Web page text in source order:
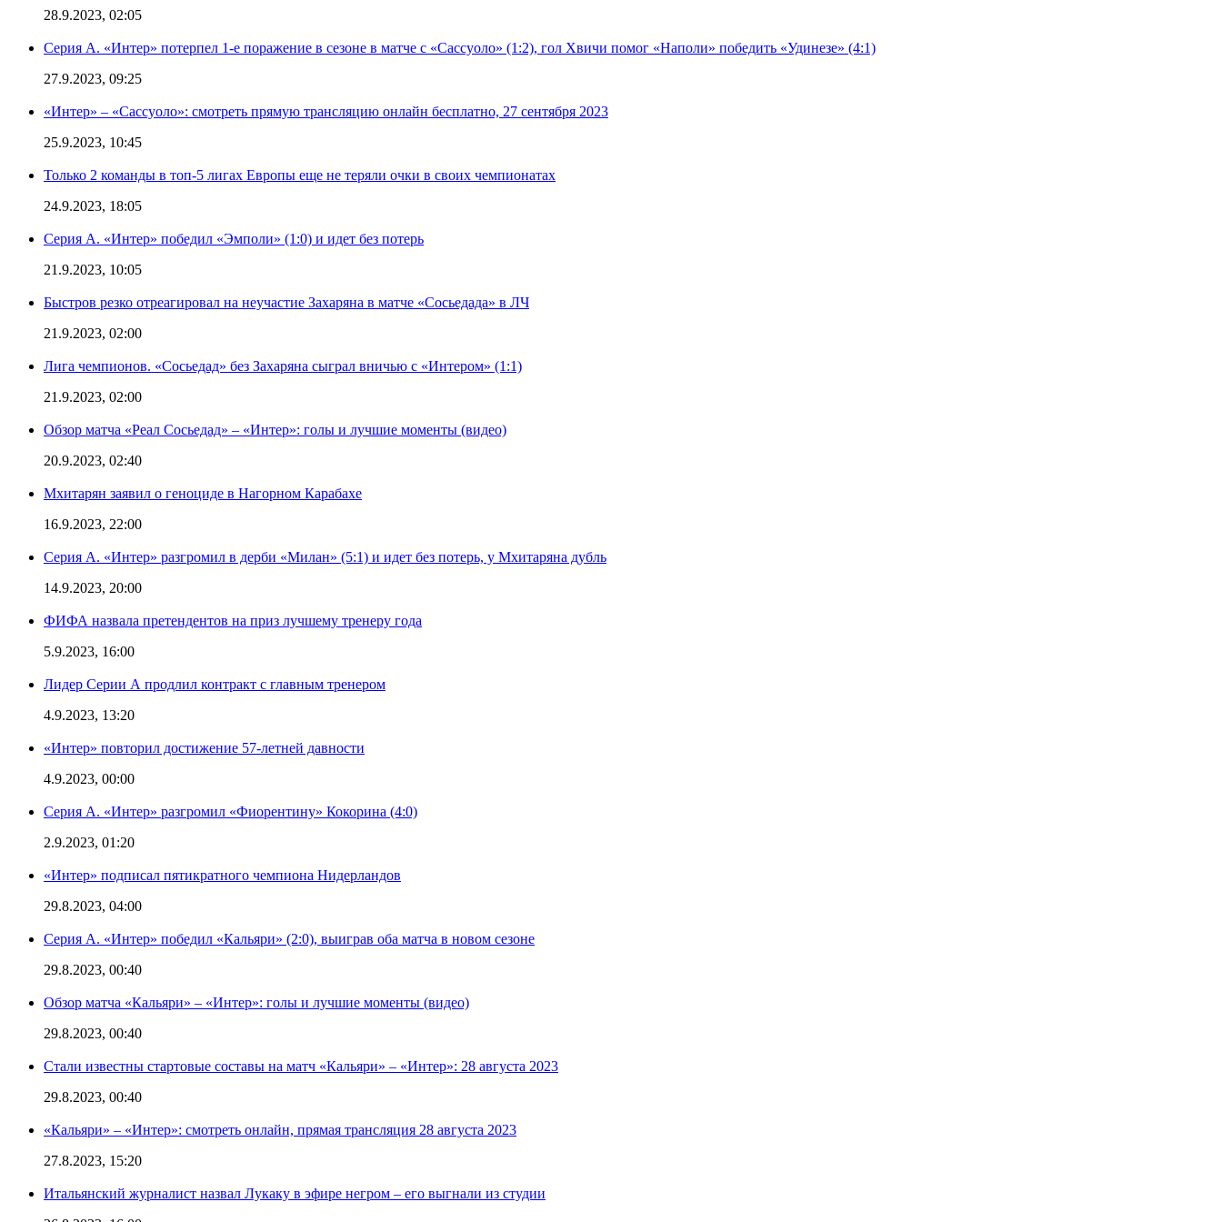
28.9.2023, 02:05
Серия А. «Интер» потерпел 1-е поражение в сезоне в матче с «Сассуоло» (1:2), гол Хвичи помог «Наполи» победить «Удинезе» (4:1)
27.9.2023, 09:25
«Интер» – «Сассуоло»: смотреть прямую трансляцию онлайн бесплатно, 27 сентября 2023
25.9.2023, 10:45
Только 2 команды в топ-5 лигах Европы еще не теряли очки в своих чемпионатах
24.9.2023, 18:05
Серия А. «Интер» победил «Эмполи» (1:0) и идет без потерь
21.9.2023, 10:05
Быстров резко отреагировал на неучастие Захаряна в матче «Сосьедада» в ЛЧ
21.9.2023, 02:00
Лига чемпионов. «Сосьедад» без Захаряна сыграл вничью с «Интером» (1:1)
21.9.2023, 02:00
Обзор матча «Реал Сосьедад» – «Интер»: голы и лучшие моменты (видео)
20.9.2023, 02:40
Мхитарян заявил о геноциде в Нагорном Карабахе
16.9.2023, 22:00
Серия А. «Интер» разгромил в дерби «Милан» (5:1) и идет без потерь, у Мхитаряна дубль
14.9.2023, 20:00
ФИФА назвала претендентов на приз лучшему тренеру года
5.9.2023, 16:00
Лидер Серии А продлил контракт с главным тренером
4.9.2023, 13:20
«Интер» повторил достижение 57-летней давности
4.9.2023, 00:00
Серия А. «Интер» разгромил «Фиорентину» Кокорина (4:0)
2.9.2023, 01:20
«Интер» подписал пятикратного чемпиона Нидерландов
29.8.2023, 04:00
Серия А. «Интер» победил «Кальяри» (2:0), выиграв оба матча в новом сезоне
29.8.2023, 00:40
Обзор матча «Кальяри» – «Интер»: голы и лучшие моменты (видео)
29.8.2023, 00:40
Стали известны стартовые составы на матч «Кальяри» – «Интер»: 28 августа 2023
29.8.2023, 00:40
«Кальяри» – «Интер»: смотреть онлайн, прямая трансляция 28 августа 2023
27.8.2023, 15:20
Итальянский журналист назвал Лукаку в эфире негром – его выгнали из студии